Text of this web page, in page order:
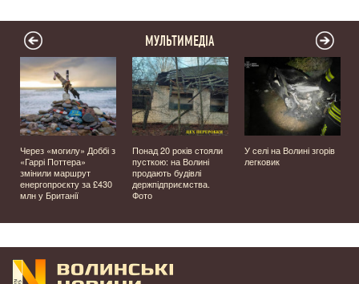
МУЛЬТИМЕДІА
Через «могилу» Доббі з
«Гаррі Поттера»
змінили маршрут
енергопроєкту за £430
млн у Британії
Понад 20 років стояли
пусткою: на Волині
продають будівлі
держпідприємства.
Фото
У селі на Волині згорів
легковик